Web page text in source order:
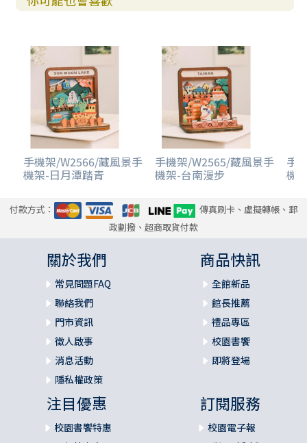
手機架/W2566/藏風景手
機架-日月潭踏青
手機架/W2565/藏風景手
機架-台南漫步
手
機
付款方式：
傳真刷卡、虛擬轉帳、郵
政劃撥、超商取貨付款
關於我們
常見問題FAQ
聯絡我們
門市資訊
徵人啟事
消息活動
隱私權政策
商品快訊
全館新品
館長推薦
禮品專區
校園書饗
即將登場
注目優惠
校園書饗特惠
訂閱服務
校園電子報